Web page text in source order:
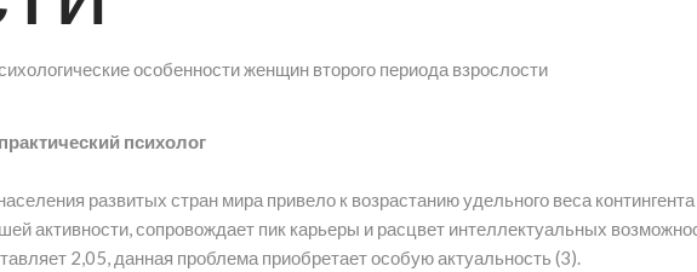
особенности женщин второго периода взрослости
психолог
развитых стран мира привело к возрастанию удельного веса
активности, сопровождает пик карьеры и расцвет интеллектуальных
2,05, данная проблема приобретает особую актуальность (3).